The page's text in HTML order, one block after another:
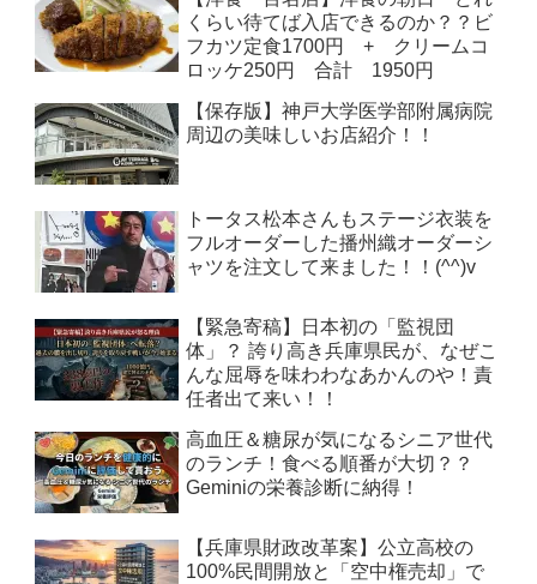
くらい待てば入店できるのか？？ビ
フカツ定食1700円 + クリームコ
ロッケ250円 合計 1950円
【保存版】神戸大学医学部附属病院
周辺の美味しいお店紹介！！
トータス松本さんもステージ衣装を
フルオーダーした播州織オーダーシ
ャツを注文して来ました！！(^^)v
【緊急寄稿】日本初の「監視団
体」？ 誇り高き兵庫県民が、なぜこ
んな屈辱を味わわなあかんのや！責
任者出て来い！！
高血圧＆糖尿が気になるシニア世代
のランチ！食べる順番が大切？？
Geminiの栄養診断に納得！
【兵庫県財政改革案】公立高校の
100%民間開放と「空中権売却」で